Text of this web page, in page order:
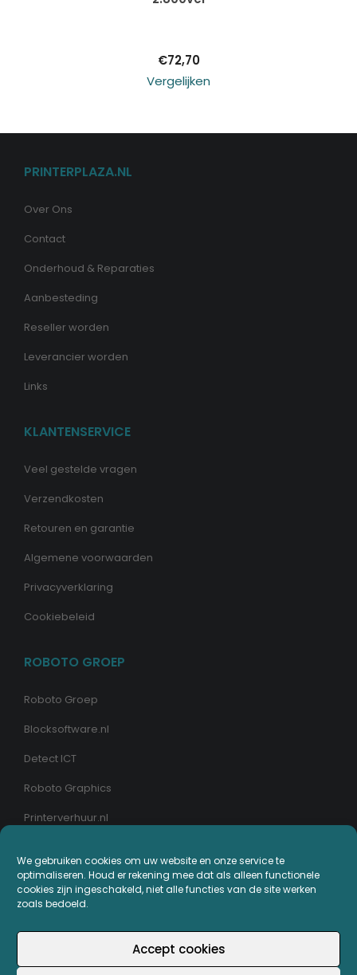
We gebruiken cookies om uw website en onze service te
optimaliseren. Houd er rekening mee dat als alleen functionele
cookies zijn ingeschakeld, niet alle functies van de site werken
zoals bedoeld.
Accept cookies
€72,70
Vergelijken
PRINTERPLAZA.NL
Over Ons
Contact
Onderhoud & Reparaties
Aanbesteding
Reseller worden
Leverancier worden
Links
KLANTENSERVICE
Veel gestelde vragen
Verzendkosten
Retouren en garantie
Algemene voorwaarden
Privacyverklaring
Cookiebeleid
ROBOTO GROEP
Roboto Groep
Blocksoftware.nl
Detect ICT
Roboto Graphics
Printerverhuur.nl
MIJN PRINTERPLAZA.NL
Bestellingen
Mijn Printerpunten